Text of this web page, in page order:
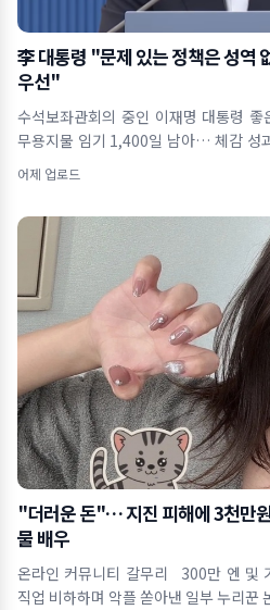
李 대통령 "문제 있는 정책은 성역
우선"
수석보좌관회의 중인 이재명 대통령 좋은 의도의 정책이라도 피해 주면
무용지물 임기 1,400일 남아… 체감 성
정&midd
어제 업로드
"더러운 돈"… 지진 피해에 3천만
물 배우
온라인 커뮤니티 갈무리 300만 엔 및
직업 비하하며 악플 쏟아낸 일부 누리